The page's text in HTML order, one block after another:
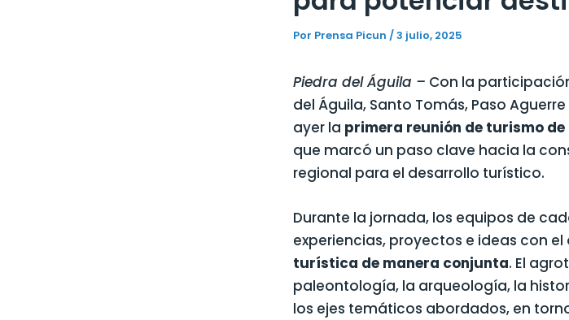
Por Prensa Picun /3 julio, 2025
Piedra del Águila – Con la
del Águila, Santo Tomás, Paso
ayer la primera reunión de turismo de
que marcó un paso clave hacia la
regional para el desarrollo turístico.
Durante la jornada, los equipos de
experiencias, proyectos e ideas con
turística de manera conjunta. El
paleontología, la arqueología, la
los ejes temáticos abordados, en